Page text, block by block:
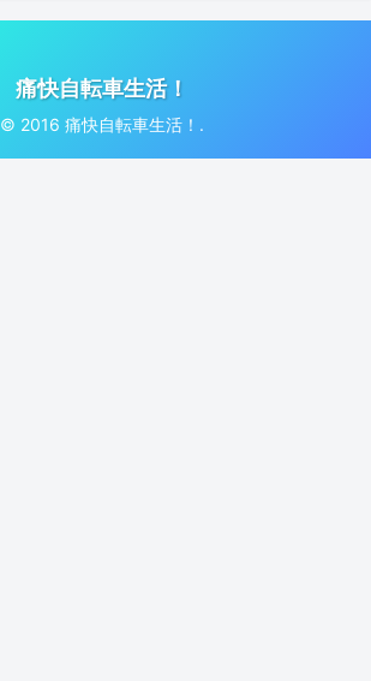
痛快自転車生活！
© 2016 痛快自転車生活！.